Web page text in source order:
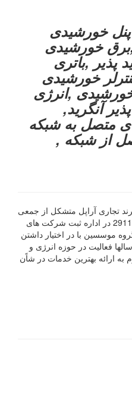
خورشیدی
خورشیدی
پذیر ,باتری
خورشیدی
خورشیدی ,انرژی
آنگرید,
متصل به شبکه
از شبکه ,
تجاری آراپل متشکل از جمعی
از مهندسین پویا و خلاق به شمار 29119 در اداره ثبت شرکت های
موسسین با در اختیار داشتن
فعالیت در حوزه انرژی و
ارائه بهترین خدمات در شاًن